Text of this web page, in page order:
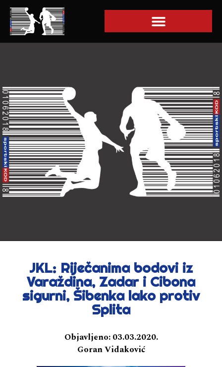
JKL: Riječanima bodovi iz
Varaždina, Zadar i Cibona
sigurni, Šibenka lako protiv
Splita
Objavljeno: 03.03.2020.
Goran Vidaković